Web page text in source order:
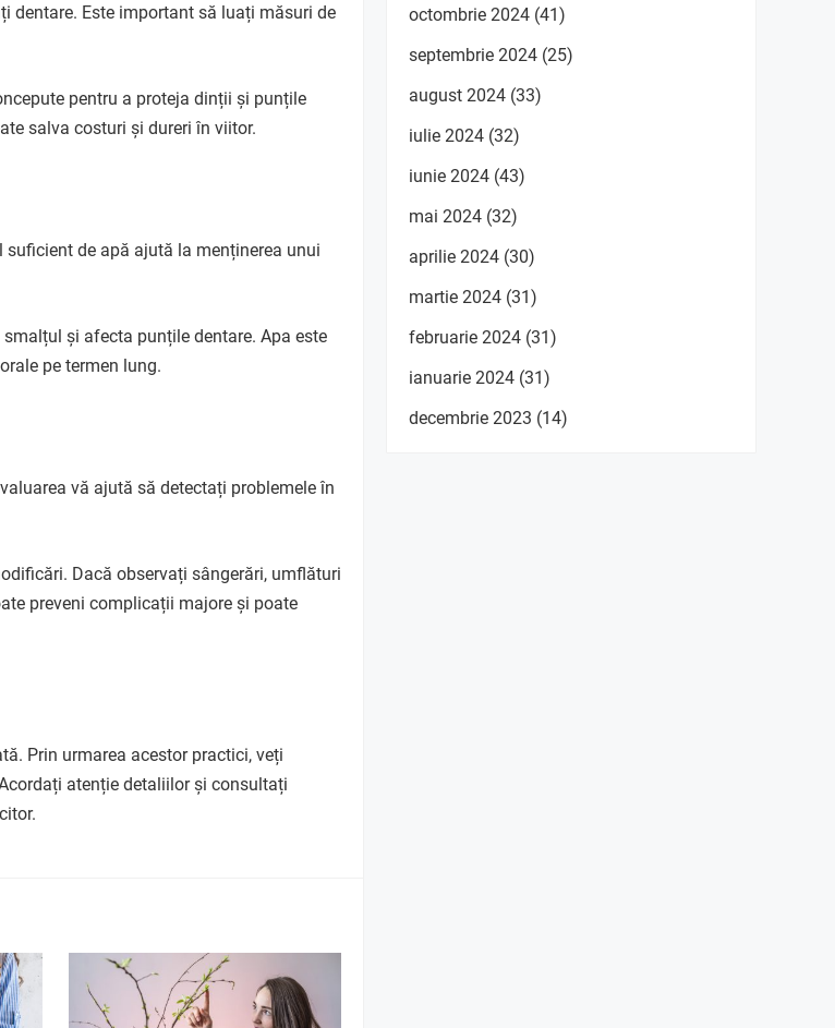
dentare. Este important să luați măsuri de
pentru a proteja dinții și punțile
salva costuri și dureri în viitor.
de apă ajută la menținerea unui
și afecta punțile dentare. Apa este
pe termen lung.
vă ajută să detectați problemele în
Dacă observați sângerări, umflături
preveni complicații majore și poate
Prin urmarea acestor practici, veți
atenție detaliilor și consultați
octombrie 2024 (41)
septembrie 2024 (25)
august 2024 (33)
iulie 2024 (32)
iunie 2024 (43)
mai 2024 (32)
aprilie 2024 (30)
martie 2024 (31)
februarie 2024 (31)
ianuarie 2024 (31)
decembrie 2023 (14)